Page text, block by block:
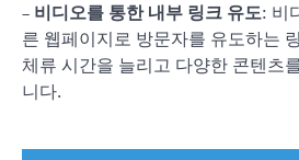
– 비디오를 통한 내부 링크 유도: 비
른 웹페이지로 방문자를 유도하는
체류 시간을 늘리고 다양한 콘텐츠
니다.